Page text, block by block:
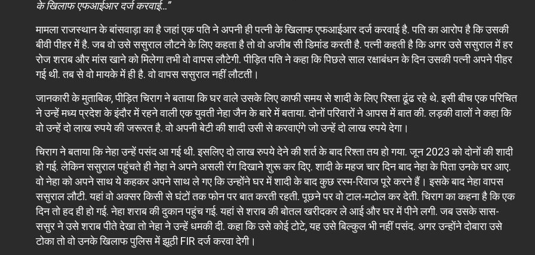
के खिलाफ एफआईआर दर्ज करवाई…”
मामला राजस्थान के बांसवाड़ा का है जहां एक पति ने अपनी ही पत्नी के खिलाफ एफआईआर दर्ज करवाई है. पति का आरोप है कि उसकी
बीवी पीहर में है. जब वो उसे ससुराल लौटने के लिए कहता है तो वो अजीब सी डिमांड करती है. पत्नी कहती है कि अगर उसे ससुराल में हर
रोज शराब और मांस खाने को मिलेगा तभी वो वापस लौटेगी. पीड़ित पति ने कहा कि पिछले साल रक्षाबंधन के दिन उसकी पत्नी अपने पीहर
गई थी. तब से वो मायके में ही है. वो वापस ससुराल नहीं लौटती।
जानकारी के मुताबिक, पीड़ित चिराग ने बताया कि घर वाले उसके लिए काफी समय से शादी के लिए रिश्ता ढूंढ रहे थे. इसी बीच एक परिचित
ने उन्हें मध्य प्रदेश के इंदौर में रहने वाली एक युवती नेहा जैन के बारे में बताया. दोनों परिवारों ने आपस में बात की. लड़की वालों ने कहा कि
वो उन्हें दो लाख रुपये की जरूरत है. वो अपनी बेटी की शादी उसी से करवाएंगे जो उन्हें दो लाख रुपये देगा।
चिराग ने बताया कि नेहा उन्हें पसंद आ गई थी. इसलिए दो लाख रुपये देने की शर्त के बाद रिश्ता तय हो गया. जून 2023 को दोनों की शादी
हो गई. लेकिन ससुराल पहुंचते ही नेहा ने अपने असली रंग दिखाने शुरू कर दिए. शादी के महज चार दिन बाद नेहा के पिता उनके घर आए.
वो नेहा को अपने साथ ये कहकर अपने साथ ले गए कि उन्होंने घर में शादी के बाद कुछ रस्म-रिवाज पूरे करने हैं। इसके बाद नेहा वापस
ससुराल लौटी. यहां वो अक्सर किसी से घंटों तक फोन पर बात करती रहती. पूछने पर वो टाल-मटोल कर देती. चिराग का कहना है कि एक
दिन तो हद ही हो गई. नेहा शराब की दुकान पहुंच गई. यहां से शराब की बोतल खरीदकर ले आई और घर में पीने लगी. जब उसके सास-
ससुर ने उसे शराब पीते देखा तो नेहा ने उन्हें धमकी दी. कहा कि उसे कोई टोटे, यह उसे बिल्कुल भी नहीं पसंद. अगर उन्होंने दोबारा उसे
टोका तो वो उनके खिलाफ पुलिस में झूठी FIR दर्ज करवा देगी।